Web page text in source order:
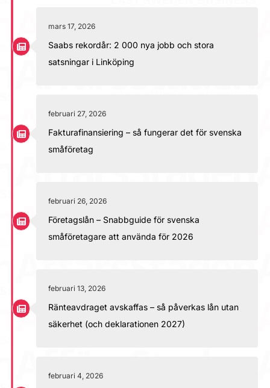
mars 17, 2026
Saabs rekordår: 2 000 nya jobb och stora
satsningar i Linköping
februari 27, 2026
Fakturafinansiering – så fungerar det för svenska
småföretag
februari 26, 2026
Företagslån – Snabbguide för svenska
småföretagare att använda för 2026
februari 13, 2026
Ränteavdraget avskaffas – så påverkas lån utan
säkerhet (och deklarationen 2027)
februari 4, 2026